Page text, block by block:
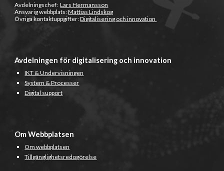
Avdelningschef:Lars Hermansson
Ansvarig webbplats:Mattias Lindskog
Övriga kontaktuppgifter:Digitalisering och innovation
Avdelningen för digitalisering och innovation
IKT & Undervisningen
System & Processer
Digital support
Om Webbplatsen
Om webbplatsen
Tillgänglighetsredogörelse